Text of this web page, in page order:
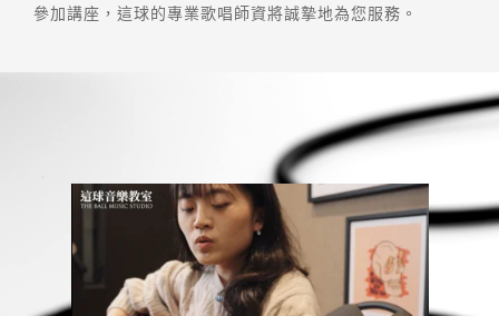
參加講座，這球的專業歌唱師資將誠摯地為您服務。